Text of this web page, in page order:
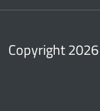
Copyright 2026